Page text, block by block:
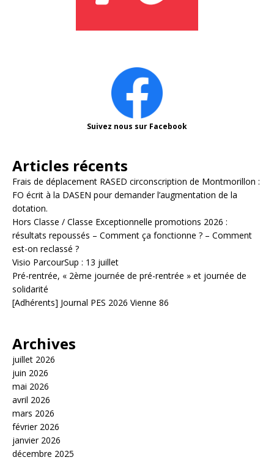
Suivez nous sur Facebook
Articles récents
Frais de déplacement RASED circonscription de Montmorillon :
FO écrit à la DASEN pour demander l’augmentation de la
dotation.
Hors Classe / Classe Exceptionnelle promotions 2026 :
résultats repoussés – Comment ça fonctionne ? – Comment
est-on reclassé ?
Visio ParcourSup : 13 juillet
Pré-rentrée, « 2ème journée de pré-rentrée » et journée de
solidarité
[Adhérents] Journal PES 2026 Vienne 86
Archives
juillet 2026
juin 2026
mai 2026
avril 2026
mars 2026
février 2026
janvier 2026
décembre 2025